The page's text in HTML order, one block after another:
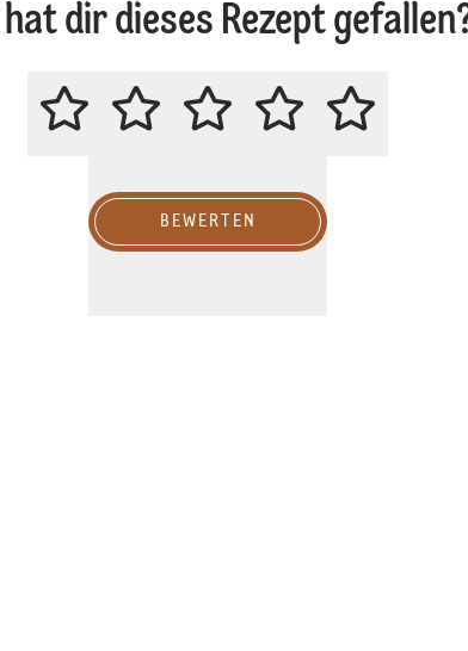
hat dir dieses Rezept
BITTE BEWERTEN SIE DIESES
BEWERTEN